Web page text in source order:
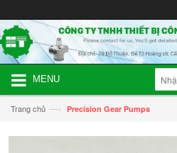
MENU
Trang chủ —› Precision Gear Pumps